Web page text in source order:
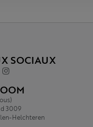
SOCIAUX
3009
Helchteren